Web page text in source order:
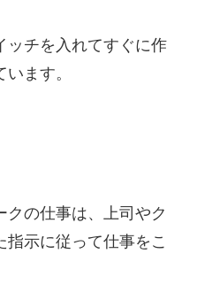
ッチを入れてすぐに作
ます。
の仕事は、上司やク
示に従って仕事をこ